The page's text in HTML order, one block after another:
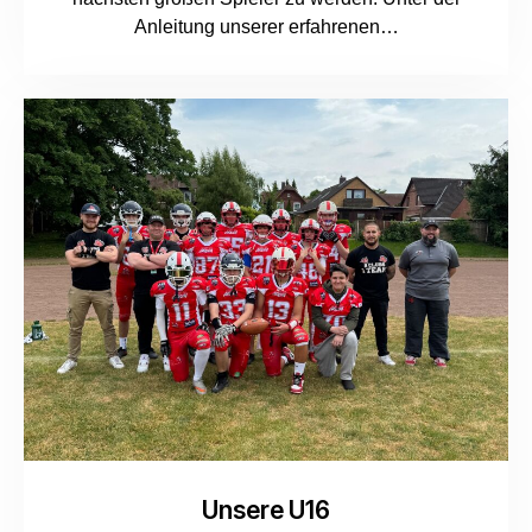
Anleitung unserer erfahrenen…
Unsere U16